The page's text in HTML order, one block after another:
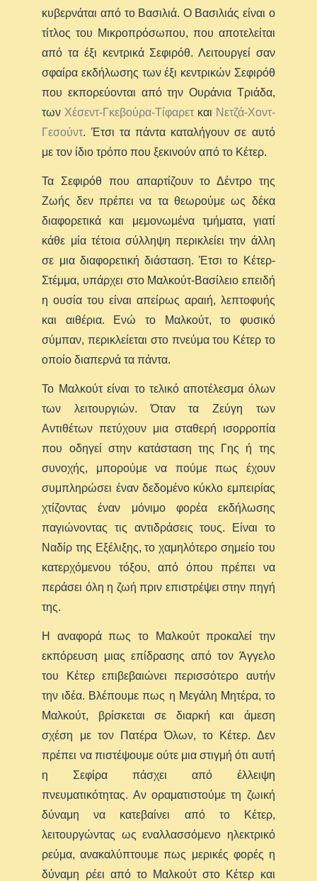
κυβερνάται από το Βασιλιά. Ο Βασιλιάς είναι ο
τίτλος του Μικροπρόσωπου, που αποτελείται
από τα έξι κεντρικά Σεφιρόθ. Λειτουργεί σαν
σφαίρα εκδήλωσης των έξι κεντρικών Σεφιρόθ
που εκπορεύονται από την Ουράνια Τριάδα,
των Χέσεντ-Γκεβούρα-Τίφαρετκαι Νετζά-Χοντ-
Γεσούντ. Έτσι τα πάντα καταλήγουν σε αυτό
με τον ίδιο τρόπο που ξεκινούν από το Κέτερ.
Τα Σεφιρόθ που απαρτίζουν το Δέντρο της
Ζωής δεν πρέπει να τα θεωρούμε ως δέκα
διαφορετικά και μεμονωμένα τμήματα, γιατί
κάθε μία τέτοια σύλληψη περικλείει την άλλη
σε μια διαφορετική διάσταση. Έτσι το Κέτερ-
Στέμμα, υπάρχει στο Μαλκούτ-Βασίλειο επειδή
η ουσία του είναι απείρως αραιή, λεπτοφυής
και αιθέρια. Ενώ το Μαλκούτ, το φυσικό
σύμπαν, περικλείεται στο πνεύμα του Κέτερ το
οποίο διαπερνά τα πάντα.
Το Μαλκούτ είναι το τελικό αποτέλεσμα όλων
των λειτουργιών. Όταν τα Ζεύγη των
Αντιθέτων πετύχουν μια σταθερή ισορροπία
που οδηγεί στην κατάσταση της Γης ή της
συνοχής, μπορούμε να πούμε πως έχουν
συμπληρώσει έναν δεδομένο κύκλο εμπειρίας
χτίζοντας έναν μόνιμο φορέα εκδήλωσης
παγιώνοντας τις αντιδράσεις τους. Είναι το
Ναδίρ της Εξέλιξης, το χαμηλότερο σημείο του
κατερχόμενου τόξου, από όπου πρέπει να
περάσει όλη η ζωή πριν επιστρέψει στην πηγή
της.
Η αναφορά πως το Μαλκούτ προκαλεί την
εκπόρευση μιας επίδρασης από τον Άγγελο
του Κέτερ επιβεβαιώνει περισσότερο αυτήν
την ιδέα. Βλέπουμε πως η Μεγάλη Μητέρα, το
Μαλκούτ, βρίσκεται σε διαρκή και άμεση
σχέση με τον Πατέρα Όλων, το Κέτερ. Δεν
πρέπει να πιστέψουμε ούτε μια στιγμή ότι αυτή
η Σεφίρα πάσχει από έλλειψη
πνευματικότητας. Αν οραματιστούμε τη ζωική
δύναμη να κατεβαίνει από το Κέτερ,
λειτουργώντας ως εναλλασσόμενο ηλεκτρικό
ρεύμα, ανακαλύπτουμε πως μερικές φορές η
δύναμη ρέει από το Μαλκούτ στο Κέτερ και